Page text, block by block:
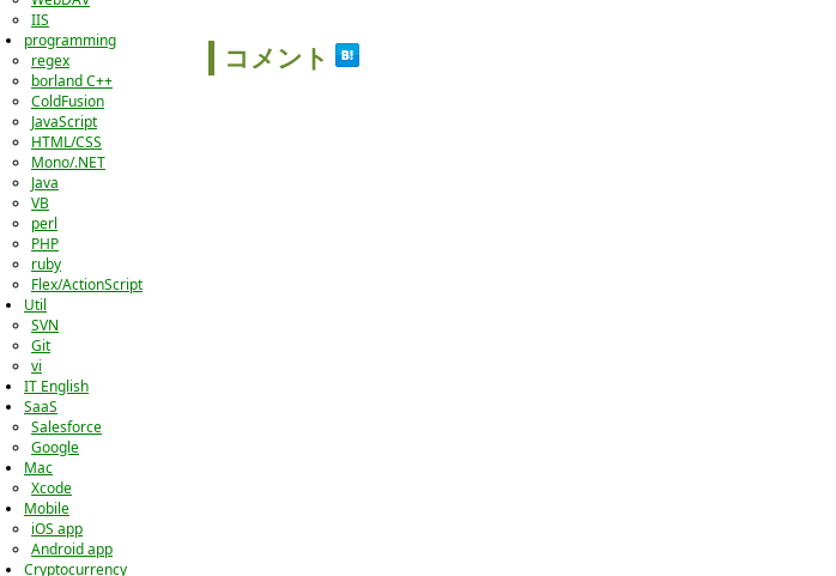
IIS
programming
regex
borland C++
ColdFusion
JavaScript
HTML/CSS
Mono/.NET
Java
VB
perl
PHP
ruby
Flex/ActionScript
Util
SVN
Git
vi
IT English
SaaS
Salesforce
Google
Mac
Xcode
Mobile
iOS app
Android app
Cryptocurrency
コメント